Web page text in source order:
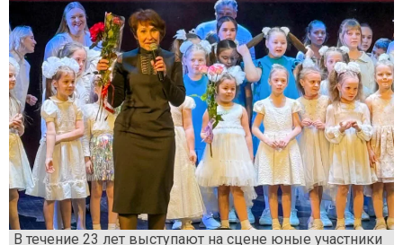
В течение 23 лет выступают на сцене юные участники